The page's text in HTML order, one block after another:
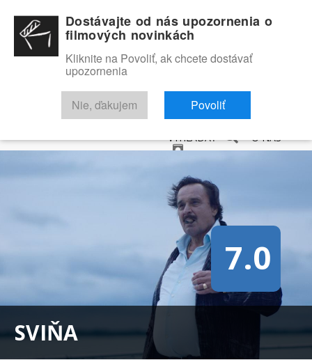
RECENZIE TRAILERY FILMOVÁ DATABÁZA
VYHĽADAŤ O NÁS
SVIŇA
7.0
Dostávajte od nás upozornenia o
filmových novinkách
Kliknite na Povoliť, ak chcete dostávať
upozornenia
Nie, ďakujem Povoliť